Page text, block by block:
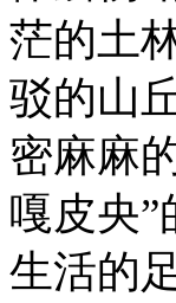
茫的土
驳的山
密麻麻
嘎皮央
生活的